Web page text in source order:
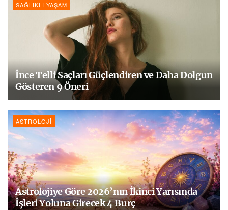
SAĞLIKLI YAŞAM
İnce Telli Saçları Güçlendiren ve Daha Dolgun
Gösteren 9 Öneri
ASTROLOJI
Astrolojiye Göre 2026’nın İkinci Yarısında
İşleri Yoluna Girecek 4 Burç